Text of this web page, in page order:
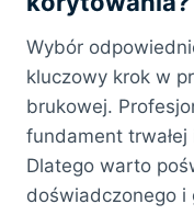
Wybór
kluczowy krok w
brukowej.
fundament
Dlatego warto
doświadczonego i